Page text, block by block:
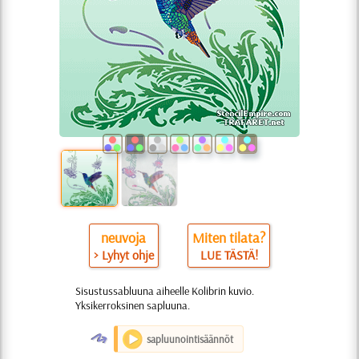
neuvoja
> Lyhyt ohje
Miten tilata?
LUE TÄSTÄ!
Sisustussabluuna aiheelle Kolibrin kuvio.
Yksikerroksinen sapluuna.
O sapluunointisäännöt